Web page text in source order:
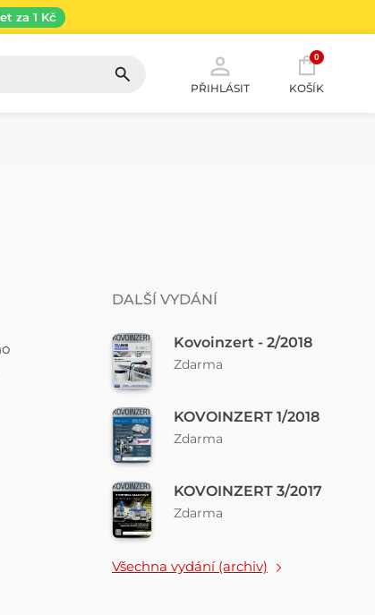
za 1 Kč
PŘIHLÁSIT
0
KOŠÍK
DALŠÍ VYDÁNÍ
Kovoinzert - 2/2018
Zdarma
KOVOINZERT 1/2018
Zdarma
KOVOINZERT 3/2017
Zdarma
Všechna vydání (archiv)